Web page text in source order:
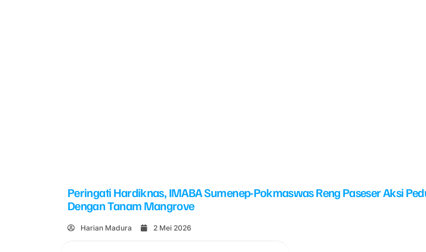
Peringati Hardiknas, IMABA Sumenep-Pokmaswas Reng Paseser Aksi
Dengan Tanam Mangrove
Harian Madura 2 Mei 2026